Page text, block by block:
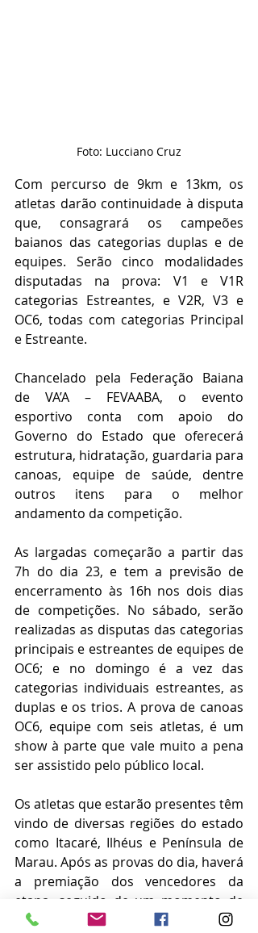
Foto: Lucciano Cruz
Com percurso de 9km e 13km, os
atletas darão continuidade à disputa
que, consagrará os campeões
baianos das categorias duplas e de
equipes. Serão cinco modalidades
disputadas na prova: V1 e V1R
categorias Estreantes, e V2R, V3 e
OC6, todas com categorias Principal
e Estreante.
Chancelado pela Federação Baiana
de VA’A – FEVAABA, o evento
esportivo conta com apoio do
Governo do Estado que oferecerá
estrutura, hidratação, guardaria para
canoas, equipe de saúde, dentre
outros itens para o melhor
andamento da competição.
As largadas começarão a partir das
7h do dia 23, e tem a previsão de
encerramento às 16h nos dois dias
de competições. No sábado, serão
realizadas as disputas das categorias
principais e estreantes de equipes de
OC6; e no domingo é a vez das
categorias individuais estreantes, as
duplas e os trios. A prova de canoas
OC6, equipe com seis atletas, é um
show à parte que vale muito a pena
ser assistido pelo público local.
Os atletas que estarão presentes têm
vindo de diversas regiões do estado
como Itacaré, Ilhéus e Península de
Marau. Após as provas do dia, haverá
a premiação dos vencedores da
etapa, seguido de um momento de
confraternização no domingo, com o